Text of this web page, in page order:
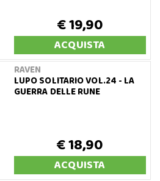
€ 19,90
ACQUISTA
RAVEN
LUPO SOLITARIO VOL.24 - LA
GUERRA DELLE RUNE
€ 18,90
ACQUISTA